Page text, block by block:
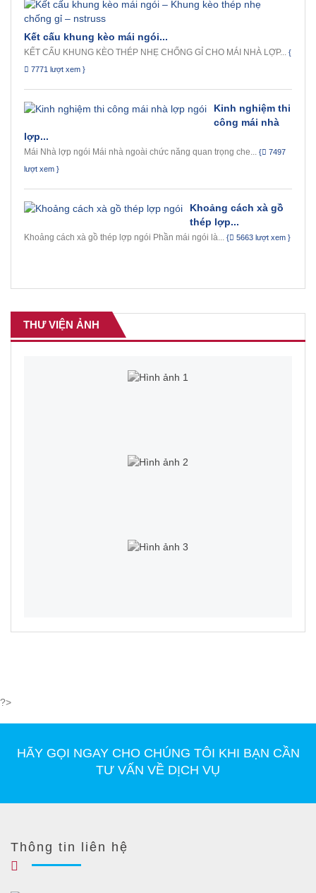
Kết cấu khung kèo mái ngói...
KẾT CẤU KHUNG KÈO THÉP NHẸ CHỐNG GỈ CHO MÁI NHÀ LỢP... {
7771 lượt xem }
Kinh nghiệm thi
công mái nhà
lợp...
Mái Nhà lợp ngói Mái nhà ngoài chức năng quan trọng che... {
7497
lượt xem }
Khoảng cách xà gồ
thép lợp...
Khoảng cách xà gồ thép lợp ngói Phần mái ngói là... { 5663 lượt xem }
THƯ VIỆN ẢNH
?>
HÃY GỌI NGAY CHO CHÚNG TÔI KHI BẠN CẦN
TƯ VẤN VỀ DỊCH VỤ
Thông tin liên hệ